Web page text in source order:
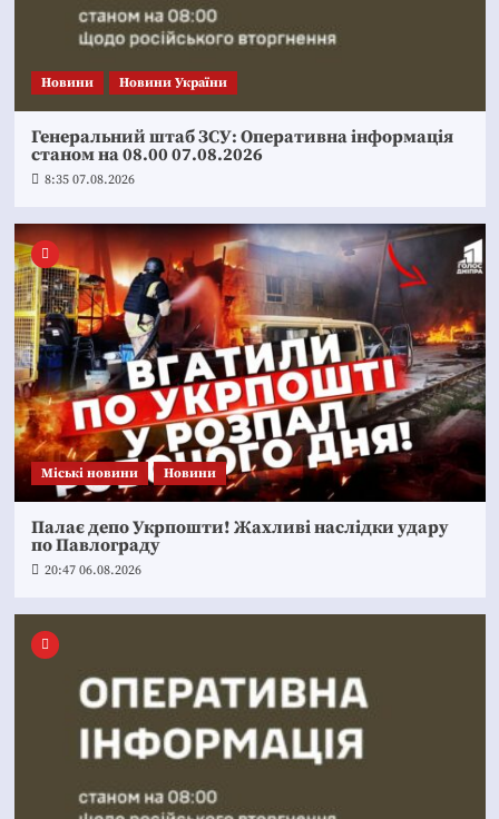
Новини Новини України
Генеральний штаб ЗСУ: Оперативна інформація
станом на 08.00 07.08.2026
8:35 07.08.2026
Mіські новини Новини
Палає депо Укрпошти! Жахливі наслідки удару
по Павлограду
20:47 06.08.2026